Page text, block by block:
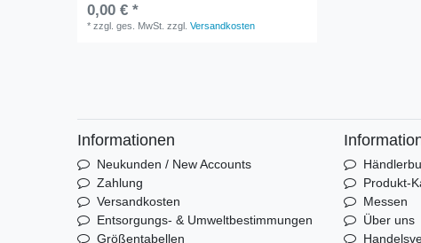
0,00 € *
*zzgl. ges. MwSt. zzgl.Versandkosten
Informationen
Neukunden / New Accounts
Zahlung
Versandkosten
Entsorgungs- & Umweltbestimmungen
Größentabellen
Produkt-
Messen
Über uns